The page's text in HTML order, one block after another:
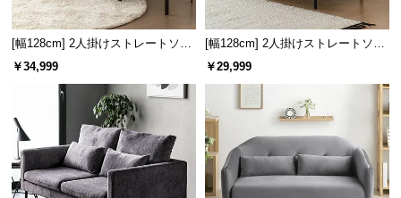
o.,
[幅128cm] 2人掛けストレートソフ
ァ シープボアタイプ
￥34,999
[幅128cm] 2人掛けストレートソフ
ァ
￥29,999